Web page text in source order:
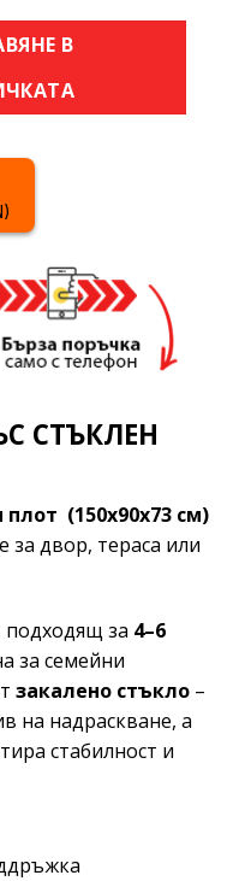
СЪС СТЪКЛЕН ПЛОТ
В
СТЪКЛЕН
(150x90x73 см)
за двор, тераса или
подходящ за 4–6
за семейни
закалено стъкло –
на надраскване, а
стабилност и